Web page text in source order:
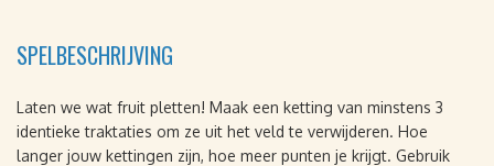
SPELBESCHRIJVING
Laten we wat fruit pletten! Maak een ketting van minstens 3
identieke traktaties om ze uit het veld te verwijderen. Hoe
langer jouw kettingen zijn, hoe meer punten je krijgt. Gebruik